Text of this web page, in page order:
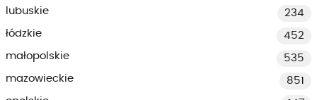
lubuskie
234
łódzkie
452
małopolskie
535
mazowieckie
851